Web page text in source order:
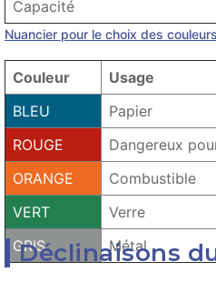
Capacité
Nuancier pour le choix des couleurs
Couleur
Usage
BLEU
Papier
ROUGE
Dangereux
ORANGE
Combustible
VERT
Verre
GRIS
Métal
Déclinaisons